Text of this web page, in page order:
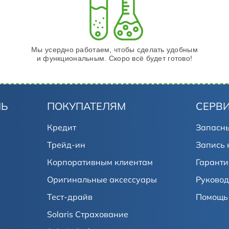
Мы усердно работаем, чтобы сделать удобным
и функциональным. Скоро всё будет готово!
ПОКУПАТЕЛЯМ
Кредит
Трейд-ин
Корпоративным клиентам
Оригинальные аксессуары
Тест-драйв
Solaris Страхование
Запись
Помощь